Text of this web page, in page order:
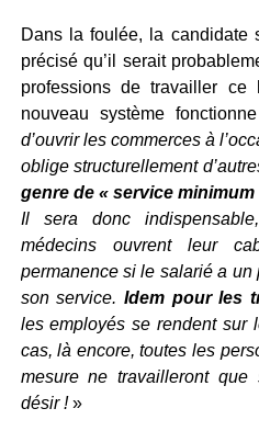
Dans la foulée, la candidate
précisé qu’il serait
professions de travailler
nouveau système
d’ouvrir les commerces à
oblige structurellement
genre de « service minimum
Il sera donc
médecins ouvrent leur
permanence si le salarié a
son service. Idem pour les
les employés se rendent sur
cas, là encore, toutes les
mesure ne travailleront
désir !»